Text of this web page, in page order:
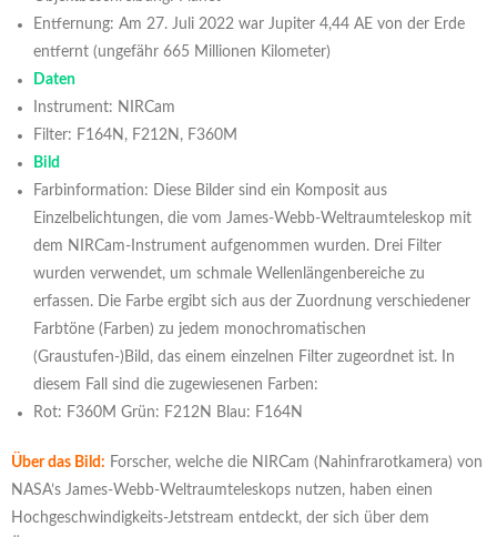
Entfernung: Am 27. Juli 2022 war Jupiter 4,44 AE von der Erde
entfernt (ungefähr 665 Millionen Kilometer)
Daten
Instrument: NIRCam
Filter: F164N, F212N, F360M
Bild
Farbinformation: Diese Bilder sind ein Komposit aus
Einzelbelichtungen, die vom James-Webb-Weltraumteleskop mit
dem NIRCam-Instrument aufgenommen wurden. Drei Filter
wurden verwendet, um schmale Wellenlängenbereiche zu
erfassen. Die Farbe ergibt sich aus der Zuordnung verschiedener
Farbtöne (Farben) zu jedem monochromatischen
(Graustufen-)Bild, das einem einzelnen Filter zugeordnet ist. In
diesem Fall sind die zugewiesenen Farben:
Rot: F360M Grün: F212N Blau: F164N
Über das Bild: Forscher, welche die NIRCam (Nahinfrarotkamera) von
NASA’s James-Webb-Weltraumteleskops nutzen, haben einen
Hochgeschwindigkeits-Jetstream entdeckt, der sich über dem